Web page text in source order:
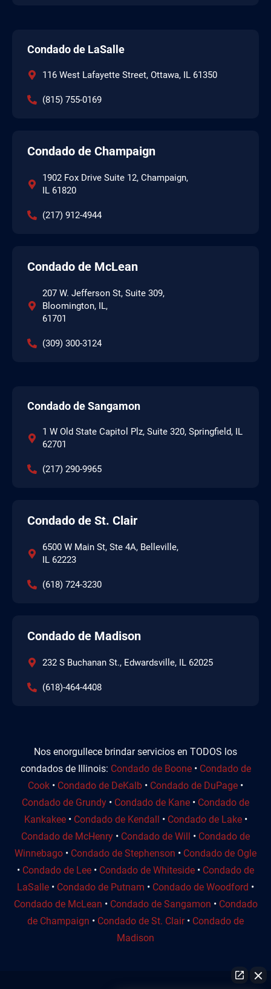
Condado de LaSalle
116 West Lafayette Street, Ottawa, IL 61350
(815) 755-0169
Condado de Champaign
1902 Fox Drive Suite 12, Champaign,
IL 61820
(217) 912-4944
Condado de McLean
207 W. Jefferson St, Suite 309,
Bloomington, IL,
61701
(309) 300-3124
Condado de Sangamon
1 W Old State Capitol Plz, Suite 320, Springfield, IL
62701
(217) 290-9965
Condado de St. Clair
6500 W Main St, Ste 4A, Belleville,
IL 62223
(618) 724-3230
Condado de Madison
232 S Buchanan St., Edwardsville, IL 62025
(618)-464-4408
Nos enorgullece brindar servicios en TODOS los
condados de Illinois: Condado de Boone• Condado de
Cook • Condado de DeKalb • Condado de DuPage •
Condado de Grundy • Condado de Kane • Condado de
Kankakee• Condado de Kendall • Condado de Lake•
Condado de McHenry • Condado de Will • Condado de
Winnebago • Condado de Stephenson • Condado de Ogle
• Condado de Lee • Condado de Whiteside • Condado de
LaSalle • Condado de Putnam • Condado de Woodford •
Condado de McLean • Condado de Sangamon • Condado
de Champaign • Condado de St. Clair• Condado de
Madison